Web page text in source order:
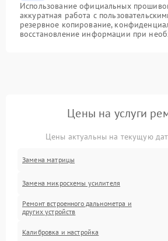
Использование официальных
аккуратная работа с
резервное копирование,
восстановление информации при
Цены на услуги
Цены актуальны на текущую
Замена матрицы
Замена микросхемы усилителя
Ремонт встроенного дальнометра и
других устройств
Калибровка и настройка